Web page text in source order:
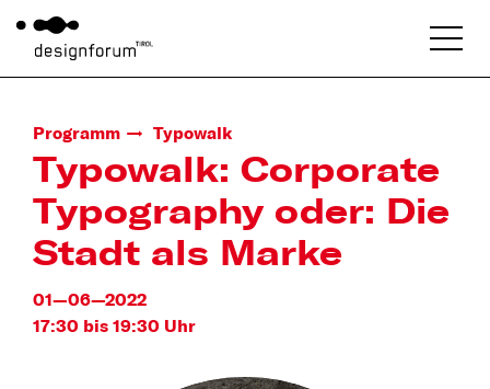
Programm Typowalk
Typowalk: Corporate
Typography oder: Die
Stadt als Marke
01—06—2022
17:30 bis 19:30 Uhr